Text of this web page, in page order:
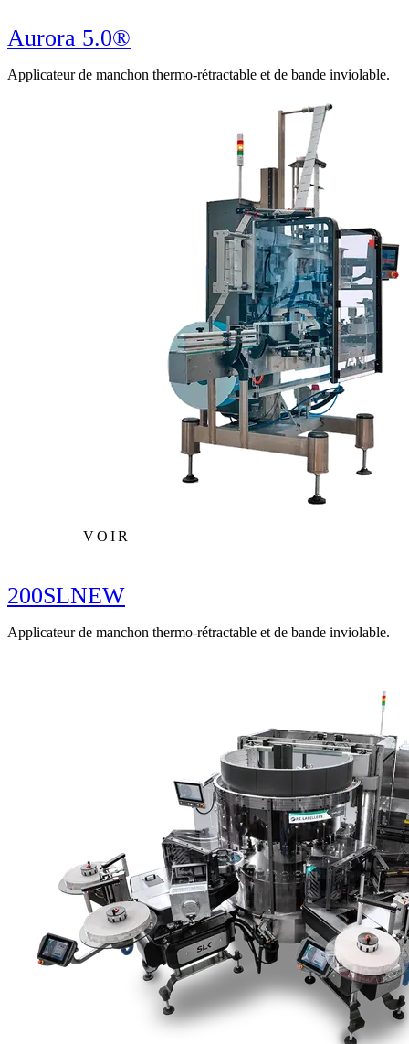
Aurora 5.0®
Applicateur de manchon thermo-rétractable et de bande inviolable.
VOIR
200SLNEW
Applicateur de manchon thermo-rétractable et de bande inviolable.